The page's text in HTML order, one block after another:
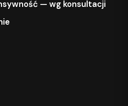
— wg konsultacji